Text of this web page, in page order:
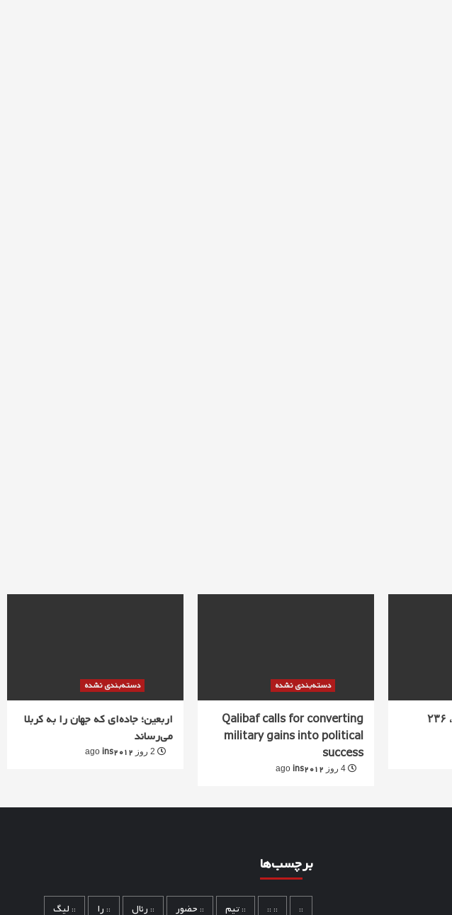
دسته‌بندی نشده
اربعین؛ جاده‌ای که جهان را به کربلا
می‌رساند
ins2012
دسته‌بندی نشده
Qalibaf calls for converting
military gains into political
success
4 روز ago ins2012
خط قرمز سد زاینده‌رود، ۲۳۶
برچسب‌ها
::
:: :: :: تیم :: حضور :: رئال :: را :: لیگ